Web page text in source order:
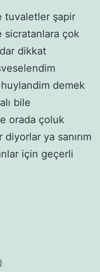
tuvaletler şapir
sicratanlara çok
dikkat
demek
bile
orada çoluk
ya sanırım
için geçerli